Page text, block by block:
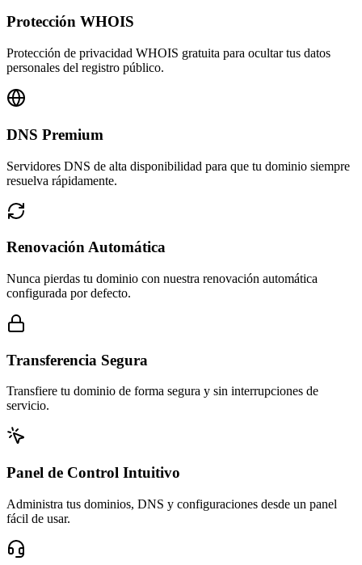
Protección WHOIS
Protección de privacidad WHOIS gratuita para ocultar tus datos
personales del registro público.
DNS Premium
Servidores DNS de alta disponibilidad para que tu dominio siempre
resuelva rápidamente.
Renovación Automática
Nunca pierdas tu dominio con nuestra renovación automática
configurada por defecto.
Transferencia Segura
Transfiere tu dominio de forma segura y sin interrupciones de
servicio.
Panel de Control Intuitivo
Administra tus dominios, DNS y configuraciones desde un panel
fácil de usar.